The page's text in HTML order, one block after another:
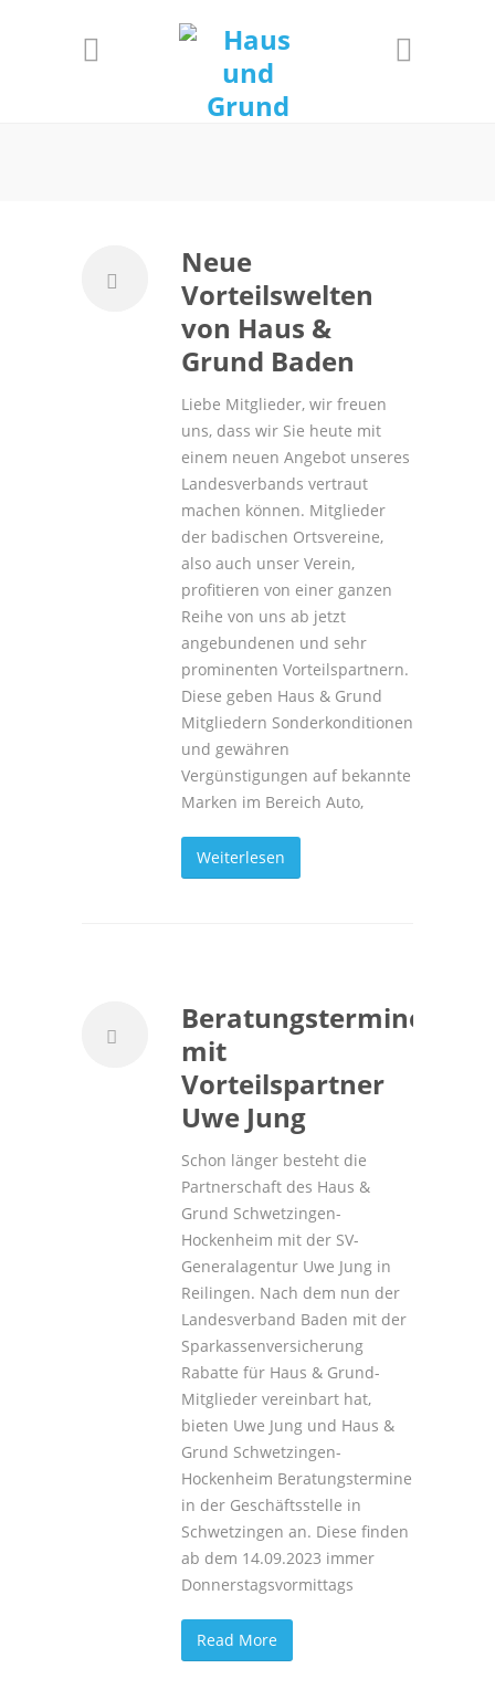
Neue
Vorteilswelten
von Haus &
Grund Baden
Liebe Mitglieder, wir freuen
uns, dass wir Sie heute mit
einem neuen Angebot unseres
Landesverbands vertraut
machen können. Mitglieder
der badischen Ortsvereine,
also auch unser Verein,
profitieren von einer ganzen
Reihe von uns ab jetzt
angebundenen und sehr
prominenten Vorteilspartnern.
Diese geben Haus & Grund
Mitgliedern Sonderkonditionen
und gewähren
Vergünstigungen auf bekannte
Marken im Bereich Auto,
Weiterlesen
Beratungstermine
mit
Vorteilspartner
Uwe Jung
Schon länger besteht die
Partnerschaft des Haus &
Grund Schwetzingen-
Hockenheim mit der SV-
Generalagentur Uwe Jung in
Reilingen. Nach dem nun der
Landesverband Baden mit der
Sparkassenversicherung
Rabatte für Haus & Grund-
Mitglieder vereinbart hat,
bieten Uwe Jung und Haus &
Grund Schwetzingen-
Hockenheim Beratungstermine
in der Geschäftsstelle in
Schwetzingen an. Diese finden
ab dem 14.09.2023 immer
Donnerstagsvormittags
Read More
Informationen Einverstanden!